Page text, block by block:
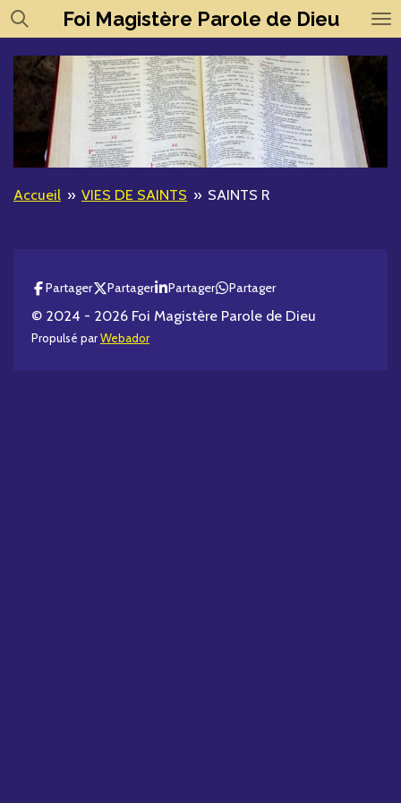
Passer
au
contenu
principal
Foi Magistère Parole de Dieu
Accueil » VIES DE SAINTS » SAINTS R
Partager Partager Partager Partager
© 2024 - 2026 Foi Magistère Parole de Dieu
Propulsé parWebador